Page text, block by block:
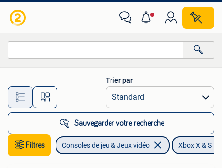
Toutes les distances…
Trier par
Sauvegarder votre recherche
Filtres Consoles de jeu & Jeux vidéo Xbox X & S